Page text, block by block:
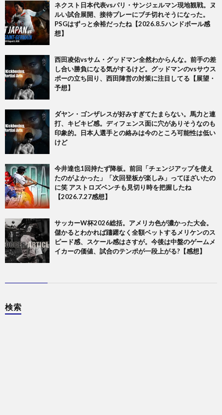
ネクスト日本代表vsパリ・サンジェルマン現地観戦。ヌ
ルい試合展開、接待プレーにブチ切れそうになった。
PSGはずっと余裕だったね【2026.8.5ハンドボール感
想】
西田凌佑vsサム・グッドマン全然わからんな。前手の差
し合い勝負になる気がするけど。グッドマンのvsサウス
ポーの立ち回り、西田陣営の対策に注目してる【展望・
予想】
ダヤン・ゴンザレスが好みすぎてたまらない。馬力と連
打、キビキビ感。ディフェンス面に穴がありそうなのも
印象的。日本人選手との絡みは今のところ可能性は低い
けど
今井達也1回持たず降板。前回「チェンジアップを使え
たのがよかった」「次回登板が楽しみ」ってほざいたの
に笑 アストロズベンチも見切り時を把握したね
【2026.7.27感想】
サッカーW杯2026総括。アメリカ色が濃かった大会。
儲かるとわかれば躊躇なく全額ベットするメリケンのス
ピード感、スケール感はさすが。今後は中盤のゲームメ
イカーの価値、試合のテンポが一段上がる?【感想】
検索